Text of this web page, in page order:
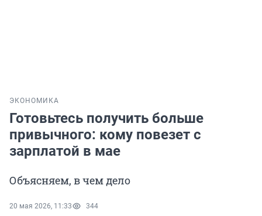
ЭКОНОМИКА
Готовьтесь получить больше
привычного: кому повезет с
зарплатой в мае
Объясняем, в чем дело
20 мая 2026, 11:33 344